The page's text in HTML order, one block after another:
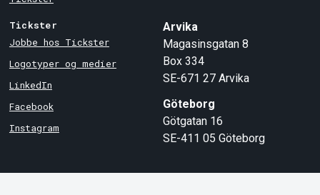
Tickster
Jobbe hos Tickster
Logotyper og medier
LinkedIn
Facebook
Instagram
Arvika
Magasinsgatan 8
Box 334
SE-671 27 Arvika
Göteborg
Götgatan 16
SE-411 05 Göteborg